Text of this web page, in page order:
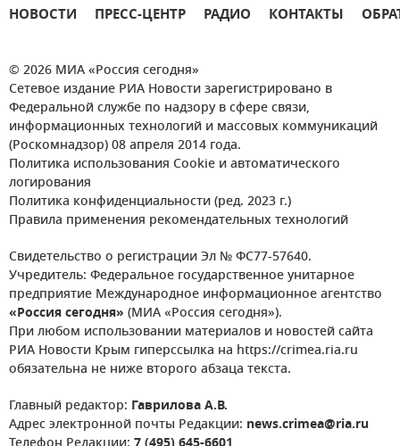
НОВОСТИ ПРЕСС-ЦЕНТР РАДИО КОНТАКТЫ
© 2026 МИА «Россия сегодня»
Сетевое издание РИА Новости зарегистрировано в
Федеральной службе по надзору в сфере связи,
информационных технологий и массовых коммуникаций
(Роскомнадзор) 08 апреля 2014 года.
Политика использования Cookie и автоматического
логирования
Политика конфиденциальности (ред. 2023 г.)
Правила применения рекомендательных технологий
Свидетельство о регистрации Эл № ФС77-57640.
Учредитель: Федеральное государственное унитарное
предприятие Международное информационное агентство
«Россия сегодня» (МИА «Россия сегодня»).
При любом использовании материалов и новостей сайта
РИА Новости Крым гиперссылка на https://crimea.ria.ru
обязательна не ниже второго абзаца текста.
Главный редактор: Гаврилова А.В.
Адрес электронной почты Редакции: news.crimea@ria.ru